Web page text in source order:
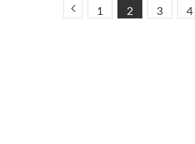
Previous
1 2 3 4